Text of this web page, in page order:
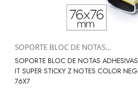
SOPORTE BLOC DE NOTAS...
SOPORTE BLOC DE NOTAS
IT SUPER STICKY Z NOTES COLOR
76X7